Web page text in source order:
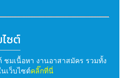
ซต์
ชมเนื้อหา งานอาสาสมัคร รวมทั้ง
เว็บไซต์คลิ๊กที่นี่